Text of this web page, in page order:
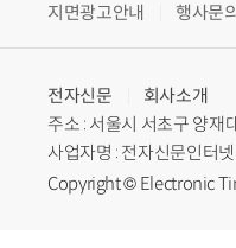
지면광고안내 행사문의
전자신문
회사소개
주소 : 서울시 서초구 양
사업자명 : 전자신문인터넷
Copyright © Electronic